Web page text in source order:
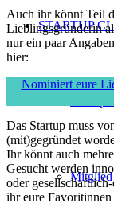
STARTUP
Mitglied
Auch ihr könnt Teil
Lieblingsgründerin
nur ein paar
hier:
Nominiert eure
Das Startup muss
(mit)gegründet
Ihr könnt auch
Gesucht werden
oder
ihr eure